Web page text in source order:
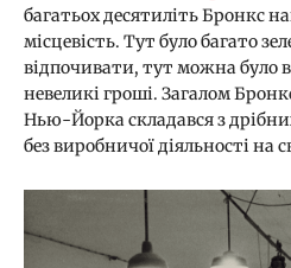
багатьох десятиліть Бронкс
місцевість. Тут було багато
відпочивати, тут можна було
невеликі гроші. Загалом
Нью-Йорка складався з
без виробничої діяльності на